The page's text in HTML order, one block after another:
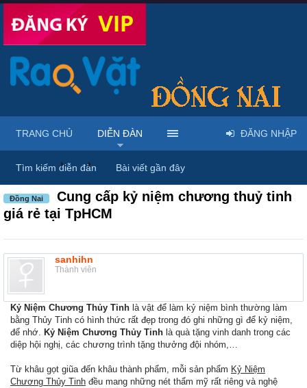
Diễn đàn ... Mua bán & sửa điện thoại
Đồng Nai
Cung cấp kỷ niệm chương thuỷ tinh
giá rẻ tại TpHCM
sanhihn
Thành viên
Kỷ Niệm Chương Thủy Tinh là vật để làm kỷ niệm bình thường làm
bằng Thủy Tinh có hình thức rất đẹp trong đó ghi những gì để kỷ niệm,
để nhớ. Kỷ Niệm Chương Thủy Tinh là quà tặng vinh danh trong các
diệp hội nghị, các chương trình tặng thưởng đội nhóm,…
Từ khâu gọt giũa đến khâu thành phẩm, mỗi sản phẩm Kỷ Niệm
Chương Thủy Tinh đều mang những nét thẩm mỹ rất riêng và nghệ
TRANG CHỦ DIỄN ĐÀN
Tìm kiếm diễn đàn Bài viết gần đây
ĐĂNG NHẬP